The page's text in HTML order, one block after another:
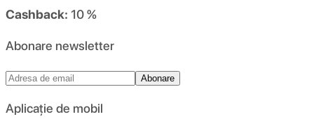
Cashback: 10 %
Abonare newsletter
Abonare
Aplicație de mobil